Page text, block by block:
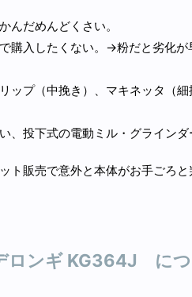
だめんどくさい。
購入したくない。→粉だと劣化が
ップ（中挽き）、マキネッタ（
、投下式の電動ミル・グラインダ
ト販売で意外と本体がお手ごろ
ロンギ KG364J につ